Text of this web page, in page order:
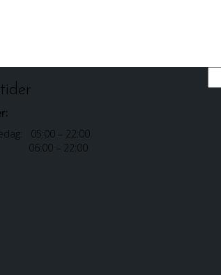
05:00 – 22:00
06:00 – 22:00